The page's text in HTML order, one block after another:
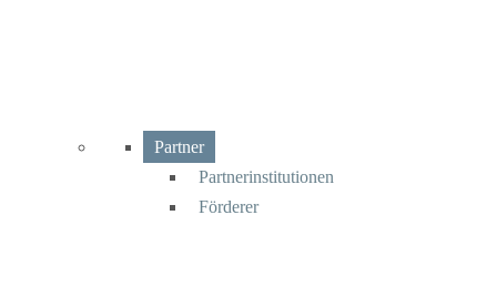
Partner
Partnerinstitutionen
Förderer